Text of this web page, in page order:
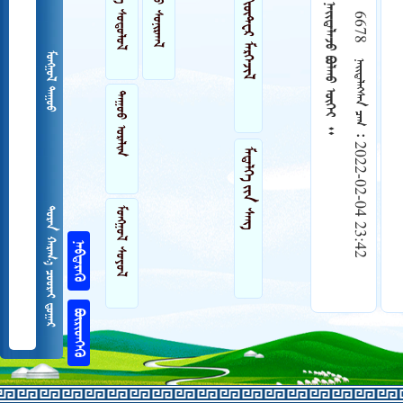
 
   


ᠲᠠᠭᠤᠤ ᠣᠷᠠᠯᠢᠭ
 
 
  6678    2022-02-04 23:42